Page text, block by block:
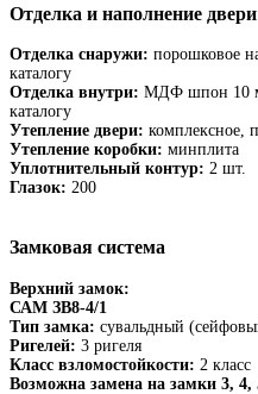
Отделка и наполнение двери
Отделка снаружи: порошковое
каталогу
Отделка внутри: МДФ шпон 10
каталогу
Утепление двери: комплексное,
Утепление коробки: минплита
Уплотнительный контур: 2 шт.
Глазок: 200
Замковая система
Верхний замок:
САМ ЗВ8-4/1
Тип замка: сувальдный
Ригелей: 3 ригеля
Класс взломостойкости: 2 класс
Возможна замена на замки 3, 4,